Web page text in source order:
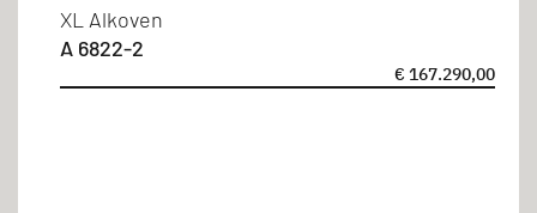
Schlafplätze
XL Alkoven
A 6822-2
€ 167.290,00